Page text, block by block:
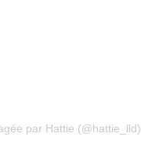
par Hattie (@hattie_lld)